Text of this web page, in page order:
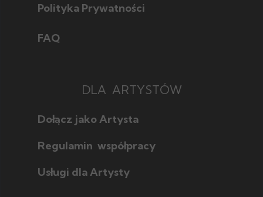
Polityka Prywatności
FAQ
DLA ARTYSTÓW
Dołącz jako Artysta
Regulamin współpracy
Usługi dla Artysty